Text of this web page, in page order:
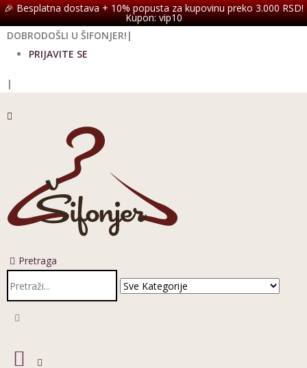
🎉 Besplatna dostava + 10% popusta za kupovinu preko 3.000 RSD!
Kupon: vip10
DOBRODOŠLI U ŠIFONJER! |
PRIJAVITE SE
|
Pretraga